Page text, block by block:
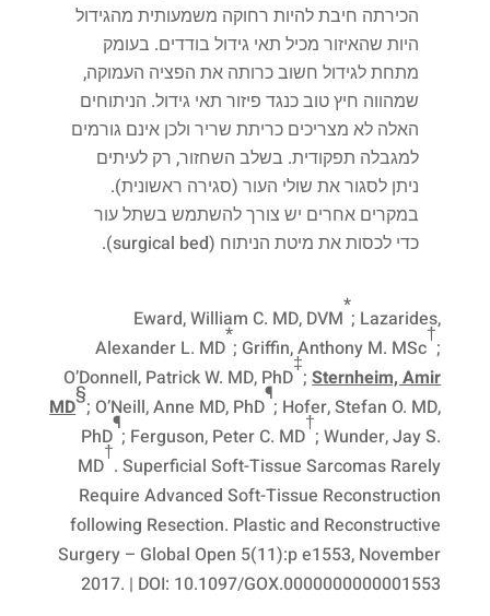
הכירתה חיבת להיות רחוקה משמעותית מהגידול
היות שהאיזור מכיל תאי גידול בודדים. בעומק
מתחת לגידול חשוב כרותה את הפציה העמוקה,
שמהווה חיץ טוב כנגד פיזור תאי גידול. הניתוחים
האלה לא מצריכים כריתת שריר ולכן אינם גורמים
למגבלה תפקודית. בשלב השחזור, רק לעיתים
ניתן לסגור את שולי העור (סגירה ראשונית).
במקרים אחרים יש צורך להשתמש בשתל עור
כדי לכסות את מיטת הניתוח (surgical bed).
Eward, William C. MD, DVM
*
; Lazarides,
Alexander L. MD
*
; Griffin, Anthony M. MSc
†
;
O’Donnell, Patrick W. MD, PhD
‡
;Sternheim, Amir
MD
§
; O’Neill, Anne MD, PhD
¶
; Hofer, Stefan O. MD,
PhD
¶
; Ferguson, Peter C. MD
†
; Wunder, Jay S.
MD
†
. Superficial Soft-Tissue Sarcomas Rarely
Require Advanced Soft-Tissue Reconstruction
following Resection. Plastic and Reconstructive
Surgery – Global Open 5(11):p e1553, November
2017. | DOI: 10.1097/GOX.0000000000001553